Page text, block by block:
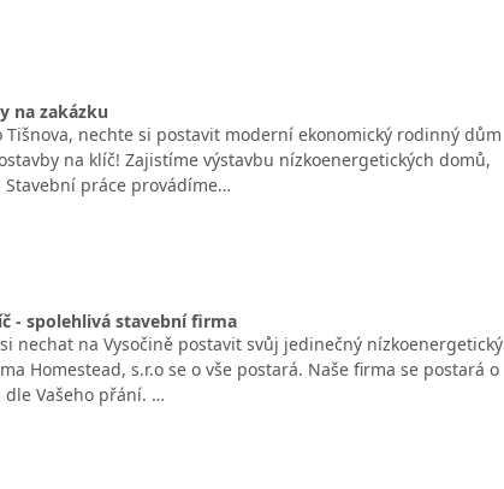
na zakázku
nechte si postavit moderní ekonomický rodinný dům
na klíč! Zajistíme výstavbu nízkoenergetických domů,
práce provádíme…
- spolehlivá stavební firma
nechat na Vysočině postavit svůj jedinečný nízkoenergetický
Homestead, s.r.o se o vše postará. Naše firma se postará o
Vašeho přání. …